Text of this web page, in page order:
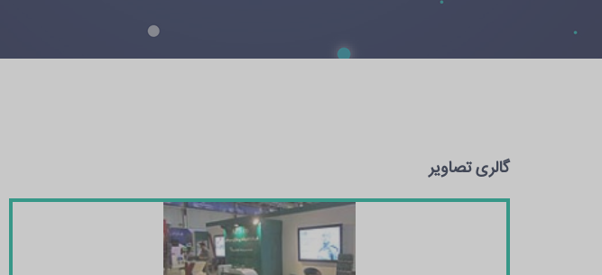
گالری تصاویر